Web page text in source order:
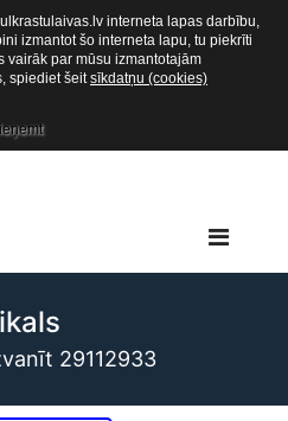
29112933
interneta lapas darbību,
izmantot šo interneta lapu, tu piekrīti
vairāk par mūsu izmantotajām
spiediet šeitsīkdatņu (cookies)